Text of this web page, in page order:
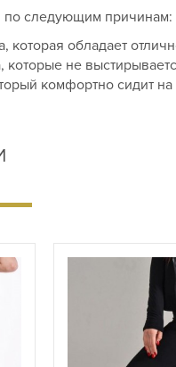
по следующим причинам:
которая обладает
не
комфортно сидит на